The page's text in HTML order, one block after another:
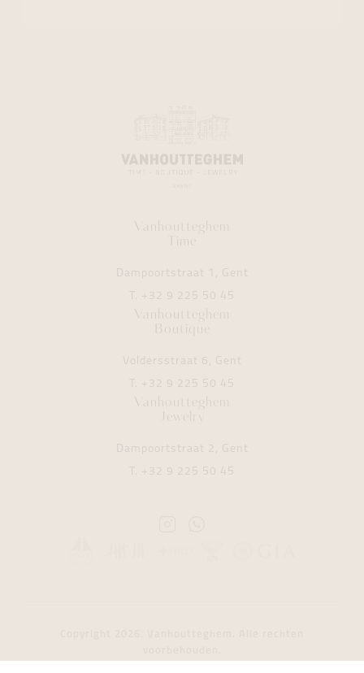
Vanhoutteghem
Time
Dampoortstraat 1, Gent
T. +32 9 225 50 45
Vanhoutteghem
Boutique
Voldersstraat 6, Gent
T. +32 9 225 50 45
Vanhoutteghem
Jewelry
Dampoortstraat 2, Gent
T. +32 9 225 50 45